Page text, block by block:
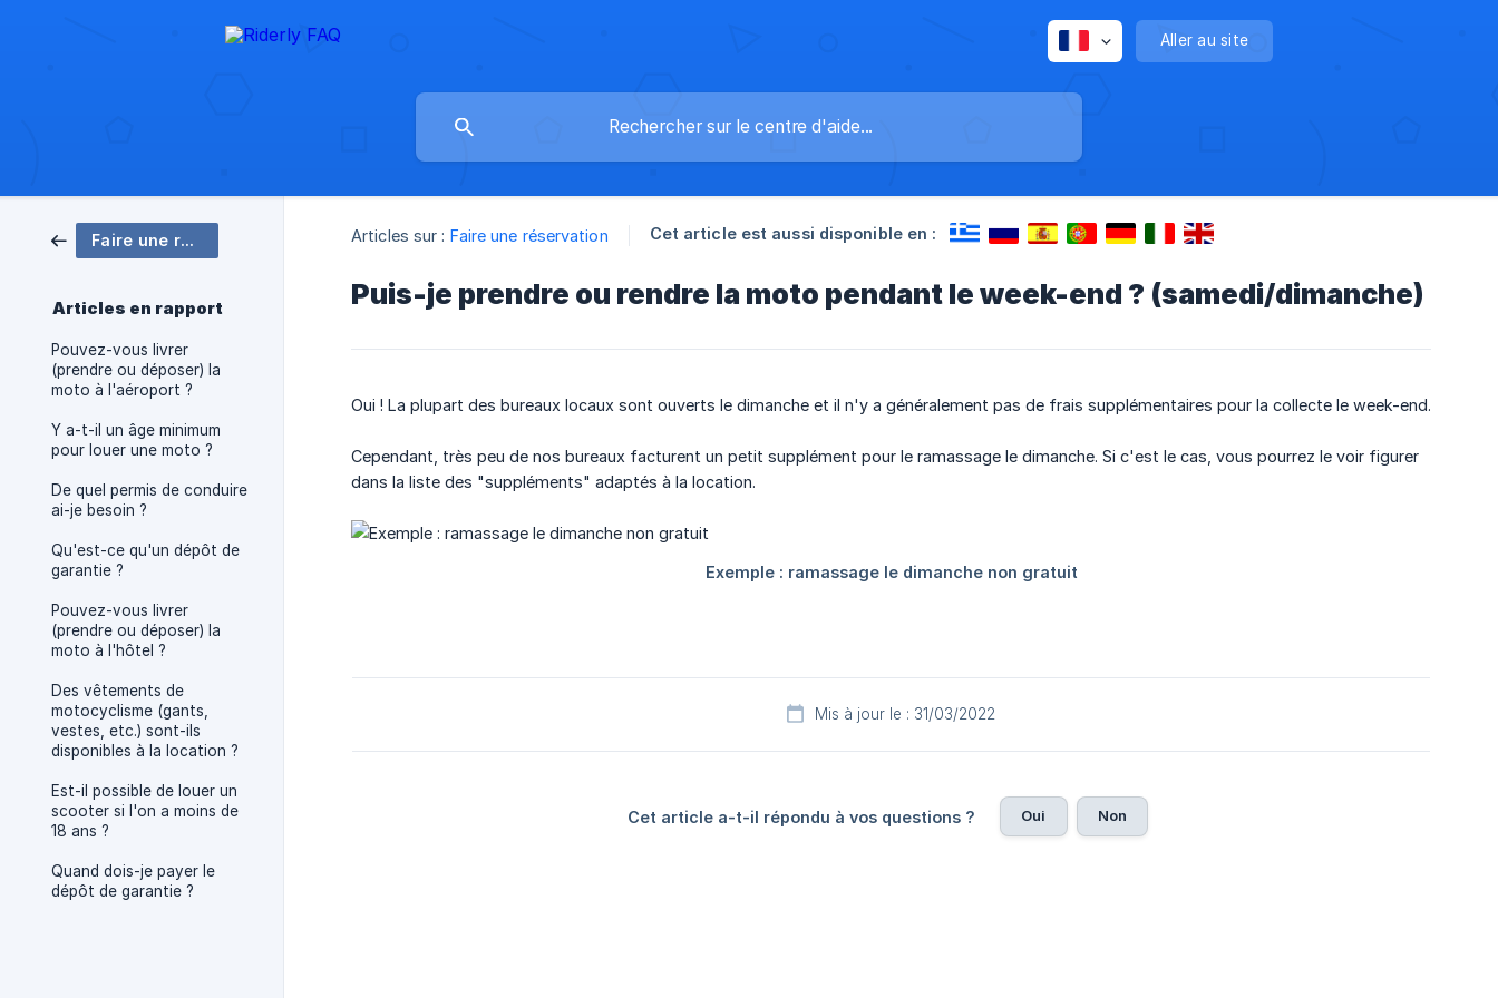
Aller au site
Faire une réservation
Articles en rapport
Pouvez-vous livrer
(prendre ou déposer) la
moto à l'aéroport ?
Y a-t-il un âge minimum
pour louer une moto ?
De quel permis de conduire
ai-je besoin ?
Qu'est-ce qu'un dépôt de
garantie ?
Pouvez-vous livrer
(prendre ou déposer) la
moto à l'hôtel ?
Des vêtements de
motocyclisme (gants,
vestes, etc.) sont-ils
disponibles à la location ?
Est-il possible de louer un
scooter si l'on a moins de
18 ans ?
Quand dois-je payer le
dépôt de garantie ?
Articles sur : Faire une réservation Cet article est aussi disponible en :
Puis-je prendre ou rendre la moto pendant le week-end ? (samedi/dimanche)
Oui ! La plupart des bureaux locaux sont ouverts le dimanche et il n'y a généralement pas de frais supplémentaires pour la collecte le week-end.
Cependant, très peu de nos bureaux facturent un petit supplément pour le ramassage le dimanche. Si c'est le cas, vous pourrez le voir figurer
dans la liste des "suppléments" adaptés à la location.
Mis à jour le : 31/03/2022
Cet article a-t-il répondu à vos questions ? Oui Non